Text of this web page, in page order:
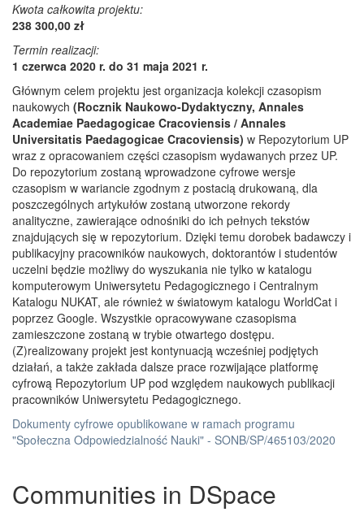
Kwota całkowita projektu:
238 300,00 zł
Termin realizacji:
1 czerwca 2020 r. do 31 maja 2021 r.
Głównym celem projektu jest organizacja kolekcji czasopism
naukowych (Rocznik Naukowo-Dydaktyczny, Annales
Academiae Paedagogicae Cracoviensis / Annales
Universitatis Paedagogicae Cracoviensis) w Repozytorium UP
wraz z opracowaniem części czasopism wydawanych przez UP.
Do repozytorium zostaną wprowadzone cyfrowe wersje
czasopism w wariancie zgodnym z postacią drukowaną, dla
poszczególnych artykułów zostaną utworzone rekordy
analityczne, zawierające odnośniki do ich pełnych tekstów
znajdujących się w repozytorium. Dzięki temu dorobek badawczy i
publikacyjny pracowników naukowych, doktorantów i studentów
uczelni będzie możliwy do wyszukania nie tylko w katalogu
komputerowym Uniwersytetu Pedagogicznego i Centralnym
Katalogu NUKAT, ale również w światowym katalogu WorldCat i
poprzez Google. Wszystkie opracowywane czasopisma
zamieszczone zostaną w trybie otwartego dostępu.
(Z)realizowany projekt jest kontynuacją wcześniej podjętych
działań, a także zakłada dalsze prace rozwijające platformę
cyfrową Repozytorium UP pod względem naukowych publikacji
pracowników Uniwersytetu Pedagogicznego.
Dokumenty cyfrowe opublikowane w ramach programu
"Społeczna Odpowiedzialność Nauki" - SONB/SP/465103/2020
Communities in DSpace